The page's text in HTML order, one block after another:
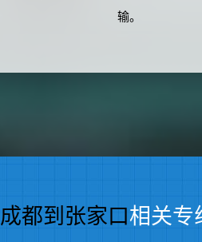
输。
成都到张家口相关专